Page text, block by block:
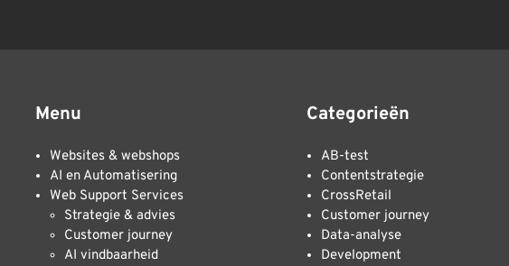
Menu
Websites & webshops
AI en Automatisering
Web Support Services
Strategie & advies
Customer journey
AI vindbaarheid
Categorieën
AB-test
Contentstrategie
CrossRetail
Customer journey
Data-analyse
Development